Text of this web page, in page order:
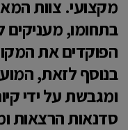
מקצועי. צוות
בתחומו, מעניקים
הפוקדים את
בנוסף לזאת,
ומגבשת על ידי
סדנאות הרצאות